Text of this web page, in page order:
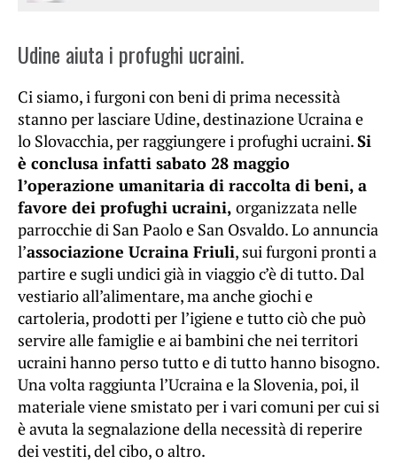
Udine aiuta i profughi ucraini.
Ci siamo, i furgoni con beni di prima necessità
stanno per lasciare Udine, destinazione Ucraina e
lo Slovacchia, per raggiungere i profughi ucraini.Si
è conclusa infatti sabato 28 maggio
l’operazione umanitaria di raccolta di beni, a
favore dei profughi ucraini, organizzata nelle
parrocchie di San Paolo e San Osvaldo. Lo annuncia
l’associazione Ucraina Friuli, sui furgoni pronti a
partire e sugli undici già in viaggio c’è di tutto. Dal
vestiario all’alimentare, ma anche giochi e
cartoleria, prodotti per l’igiene e tutto ciò che può
servire alle famiglie e ai bambini che nei territori
ucraini hanno perso tutto e di tutto hanno bisogno.
Una volta raggiunta l’Ucraina e la Slovenia, poi, il
materiale viene smistato per i vari comuni per cui si
è avuta la segnalazione della necessità di reperire
dei vestiti, del cibo, o altro.